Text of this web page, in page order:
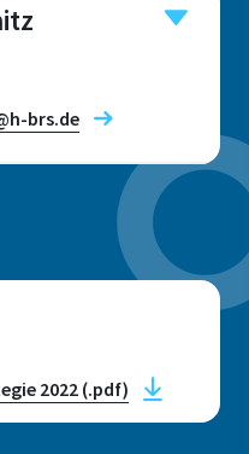
brs.de
2022 (.pdf)